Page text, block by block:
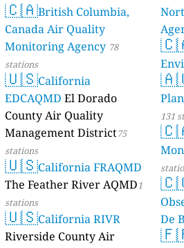
🇨🇦British Columbia,
Canada Air Quality
Monitoring Agency 78
stations
🇺🇸California
EDCAQMD El Dorado
County Air Quality
Management District75
stations
🇺🇸California FRAQMD
The Feather River AQMD1
stations
🇺🇸California RIVR
Riverside County Air
131
De